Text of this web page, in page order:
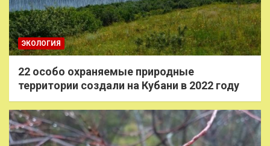
ЭКОЛОГИЯ
22 особо охраняемые природные
территории создали на Кубани в 2022 году